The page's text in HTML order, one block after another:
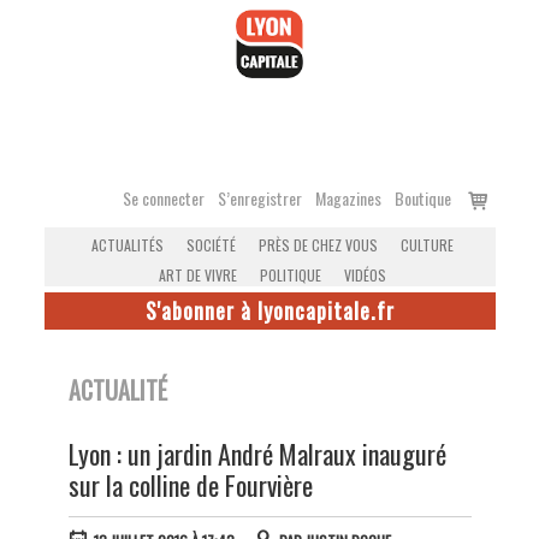
Se connecter S’enregistrer Magazines Boutique
Voir
ACTUALITÉS SOCIÉTÉ PRÈS DE CHEZ VOUS
CULTURE
ART DE VIVRE
POLITIQUE VIDÉOS
S'abonner à lyoncapitale.fr
ACTUALITÉ
Lyon : un jardin André Malraux inauguré
sur la colline de Fourvière